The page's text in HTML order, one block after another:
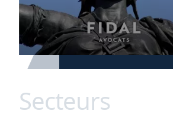
Secteurs